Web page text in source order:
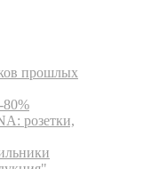
прошлых
80%
розетки,